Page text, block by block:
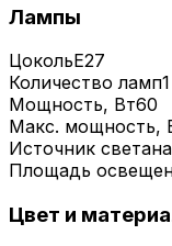
Лампы
ЦокольE27
Количество ламп1
Мощность, Вт60
Макс. мощность,
Источник света
Площадь
Цвет и